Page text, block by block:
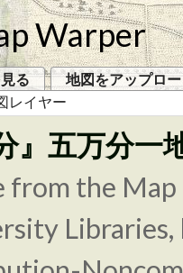
Warper
る
地図をアップロ
レイヤー
』五万分一
from the
Libraries,